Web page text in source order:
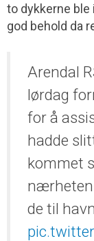
to dykkerne
god behold da
Arendal
lørdag
for å
hadde
kommet
nærheten
de til